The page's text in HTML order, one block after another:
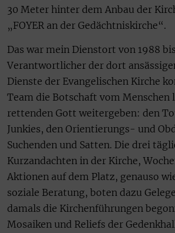
30 Meter hinter dem Anbau der
„FOYER an der Gedächtniskirche“.
Das war mein Dienstort von 1988
Verantwortlicher der dort
Dienste der Evangelischen Kirche
Team die Botschaft vom Menschen
rettenden Gott weitergeben: den
Junkies, den Orientierungs- und
Suchenden und Satten. Die drei
Kurzandachten in der Kirche,
Aktionen auf dem Platz, genauso
soziale Beratung, boten dazu
damals die Kirchenführungen
Mosaiken und Reliefs der